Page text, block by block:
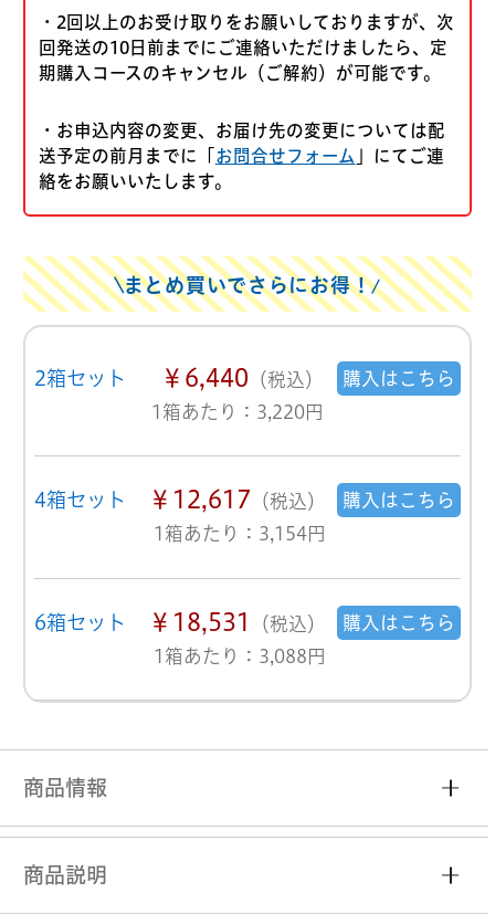
・2回以上のお受け取りをお願いしておりますが、次
回発送の10日前までにご連絡いただけましたら、定
期購入コースのキャンセル（ご解約）が可能です。
・お申込内容の変更、お届け先の変更については配
送予定の前月までに「お問合せフォーム 」にてご連
絡をお願いいたします。
まとめ買いでさらにお得！
2箱セット ￥6,440 （税込）
1箱あたり：3,220円
購入はこちら
4箱セット ￥12,617 （税込）
1箱あたり：3,154円
購入はこちら
6箱セット ￥18,531
（税込）
1箱あたり：3,088円
購入はこちら
商品情報
商品説明